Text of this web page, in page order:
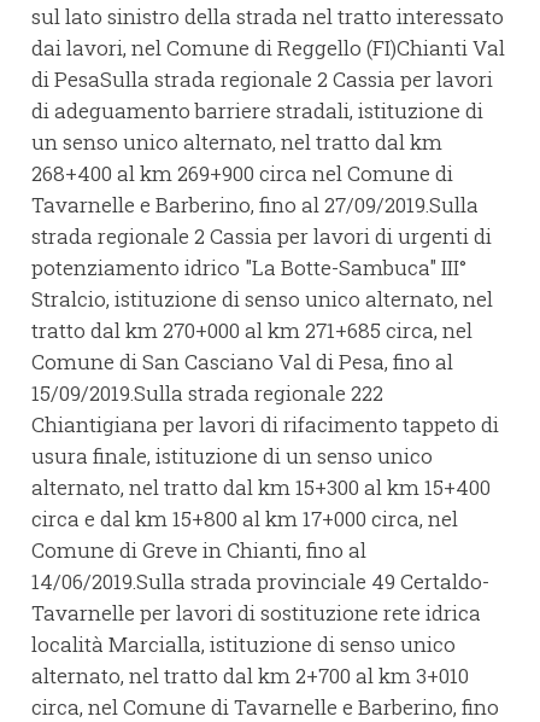
sul lato sinistro della strada nel tratto interessato
dai lavori, nel Comune di Reggello (FI)Chianti Val
di PesaSulla strada regionale 2 Cassia per lavori
di adeguamento barriere stradali, istituzione di
un senso unico alternato, nel tratto dal km
268+400 al km 269+900 circa nel Comune di
Tavarnelle e Barberino, fino al 27/09/2019.Sulla
strada regionale 2 Cassia per lavori di urgenti di
potenziamento idrico "La Botte-Sambuca" III°
Stralcio, istituzione di senso unico alternato, nel
tratto dal km 270+000 al km 271+685 circa, nel
Comune di San Casciano Val di Pesa, fino al
15/09/2019.Sulla strada regionale 222
Chiantigiana per lavori di rifacimento tappeto di
usura finale, istituzione di un senso unico
alternato, nel tratto dal km 15+300 al km 15+400
circa e dal km 15+800 al km 17+000 circa, nel
Comune di Greve in Chianti, fino al
14/06/2019.Sulla strada provinciale 49 Certaldo-
Tavarnelle per lavori di sostituzione rete idrica
località Marcialla, istituzione di senso unico
alternato, nel tratto dal km 2+700 al km 3+010
circa, nel Comune di Tavarnelle e Barberino, fino